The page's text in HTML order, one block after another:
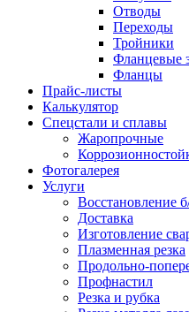
Отводы
Переходы
Тройники
Фланцевые
Фланцы
Прайс-листы
Калькулятор
Спецстали и сплавы
Жаропрочные
Фотогалерея
Услуги
Восстановление
Доставка
Изготовление
Плазменная резка
Продольно-
Профнастил
Резка и рубка